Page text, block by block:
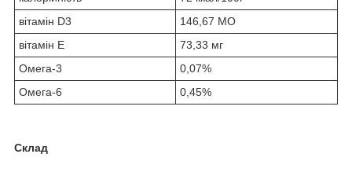
вітамін D3
146,67 МО
вітамін Е
73,33 мг
Омега-3
0,07%
Омега-6
0,45%
Склад